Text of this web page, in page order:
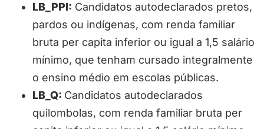
LB_PPI: Candidatos autodeclarados pretos,
pardos ou indígenas, com renda familiar
bruta per capita inferior ou igual a 1,5 salário
mínimo, que tenham cursado integralmente
o ensino médio em escolas públicas.
LB_Q: Candidatos autodeclarados
quilombolas, com renda familiar bruta per